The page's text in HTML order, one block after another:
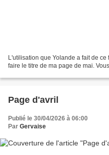
L'utilisation que Yolande a fait de
faire le titre de ma page de mai.
Page d'avril
Publié le 30/04/2026 à 06:00
Par Gervaise